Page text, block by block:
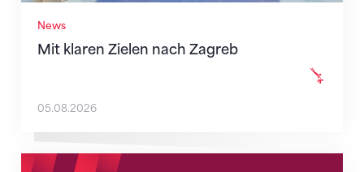
News
Mit klaren Zielen nach Zagreb
05.08.2026
Neue Empfangszeiten ab 1. August 2026